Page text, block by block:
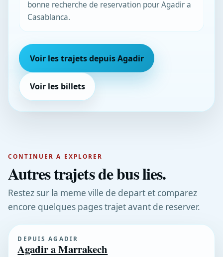
bonne recherche de reservation pour Agadir a
Casablanca.
Voir les trajets depuis Agadir
Voir les billets
CONTINUER A EXPLORER
Autres trajets de bus lies.
Restez sur la meme ville de depart et comparez
encore quelques pages trajet avant de reserver.
DEPUIS AGADIR
Agadir a Marrakech